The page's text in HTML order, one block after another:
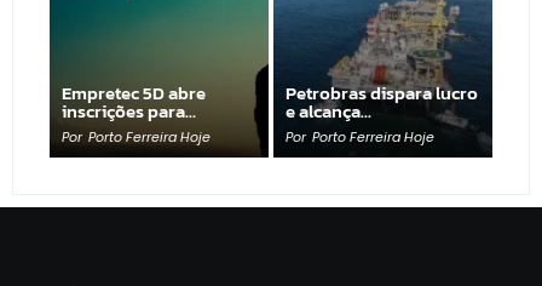
Empretec 5D abre
inscrições para…
Por Porto Ferreira Hoje
Petrobras dispara lucro
e alcança…
Por Porto Ferreira Hoje